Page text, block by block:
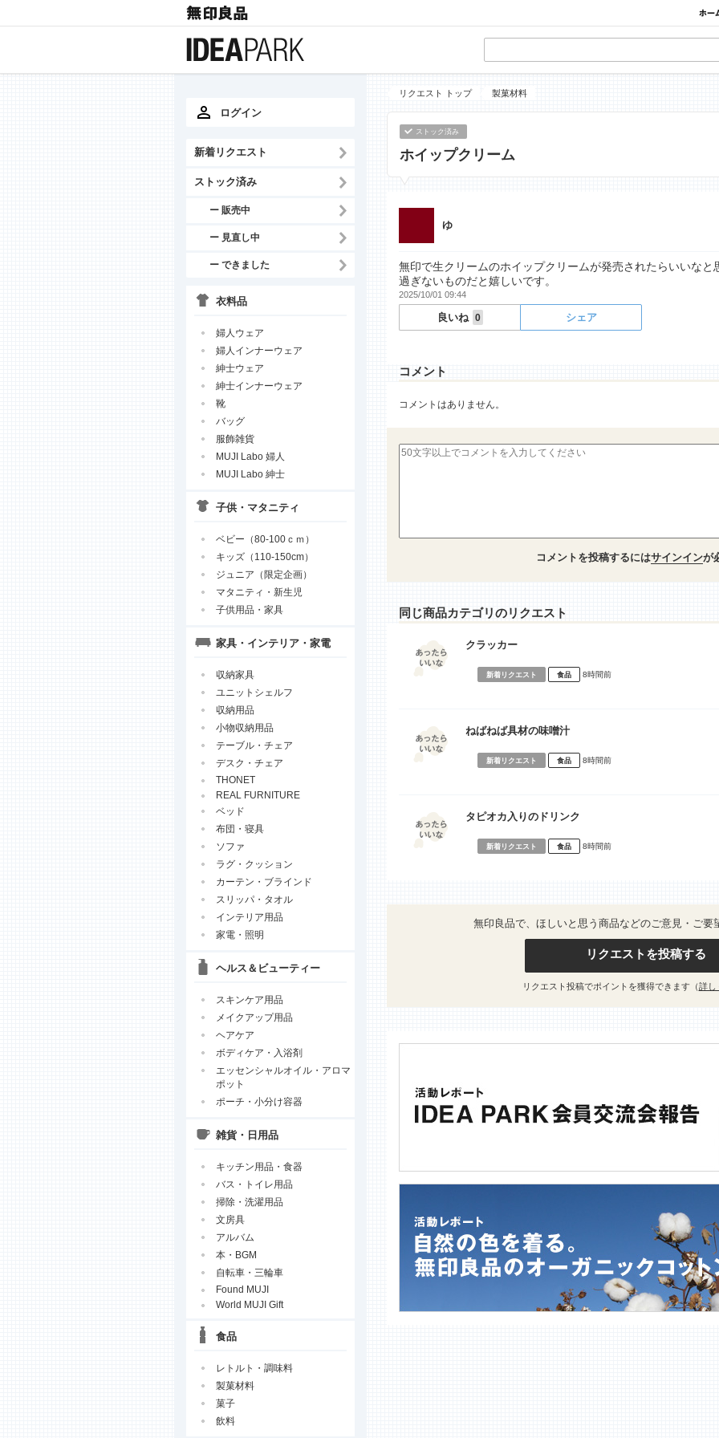
ログイン
新着リクエスト
ストック済み
ー 販売中
ー 見直し中
ー できました
衣料品
婦人ウェア
婦人インナーウェア
紳士ウェア
紳士インナーウェア
靴
バッグ
服飾雑貨
MUJI Labo 婦人
MUJI Labo 紳士
子供・マタニティ
ベビー（80-100ｃｍ）
キッズ（110-150cm）
ジュニア（限定企画）
マタニティ・新生児
子供用品・家具
家具・インテリア・家電
収納家具
ユニットシェルフ
収納用品
小物収納用品
テーブル・チェア
デスク・チェア
THONET
REAL FURNITURE
ベッド
布団・寝具
ソファ
ラグ・クッション
カーテン・ブラインド
スリッパ・タオル
インテリア用品
家電・照明
ヘルス＆ビューティー
スキンケア用品
メイクアップ用品
ヘアケア
ボディケア・入浴剤
エッセンシャルオイル・アロマ
ポット
ポーチ・小分け容器
雑貨・日用品
キッチン用品・食器
バス・トイレ用品
掃除・洗濯用品
文房具
アルバム
本・BGM
自転車・三輪車
Found MUJI
World MUJI Gift
食品
レトルト・調味料
製菓材料
菓子
飲料
リクエスト トップ 製菓材料
ストック済み
ホイップクリーム
ゆ
無印で生クリームのホイップクリームが発売されたらいいな
過ぎないものだと嬉しいです。
2025/10/01 09:44
良いね 0 シェア
コメント
コメントはありません。
コメントを投稿するにはサインインが
同じ商品カテゴリのリクエスト
クラッカー
新着リクエスト 食品 8時間前
ねばねば具材の味噌汁
新着リクエスト 食品 8時間前
タピオカ入りのドリンク
新着リクエスト 食品 8時間前
無印良品で、ほしいと思う商品などのご意見・ご要
リクエストを投稿する
リクエスト投稿でポイントを獲得できます（詳し